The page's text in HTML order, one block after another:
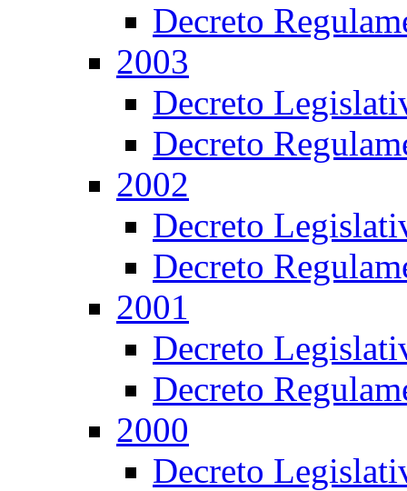
Decreto
2003
Decreto
Decreto
2002
Decreto
Decreto
2001
Decreto
Decreto
2000
Decreto